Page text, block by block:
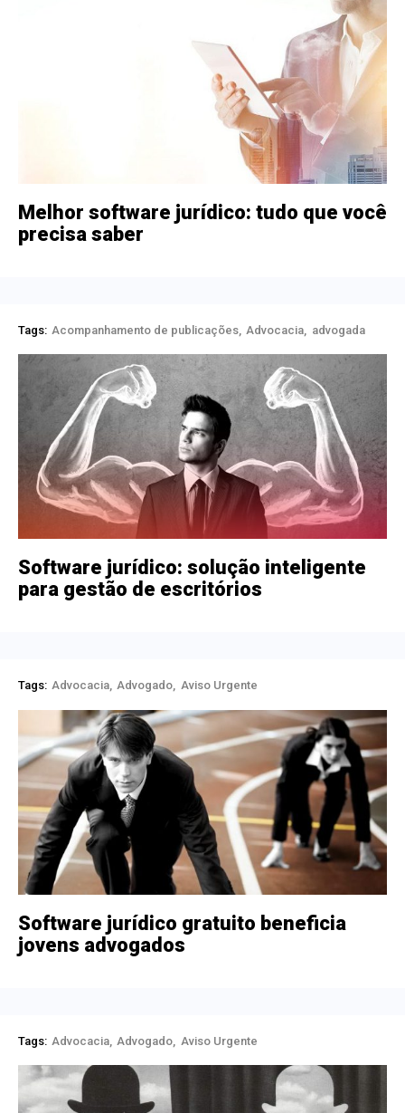
Melhor software jurídico: tudo que você
precisa saber
Tags: Acompanhamento de publicações Advocacia advogada
Software jurídico: solução inteligente
para gestão de escritórios
Tags: Advocacia Advogado Aviso Urgente
Software jurídico gratuito beneficia
jovens advogados
Tags: Advocacia Advogado Aviso Urgente